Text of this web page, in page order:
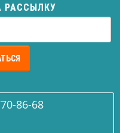
РАССЫЛКУ
86-68